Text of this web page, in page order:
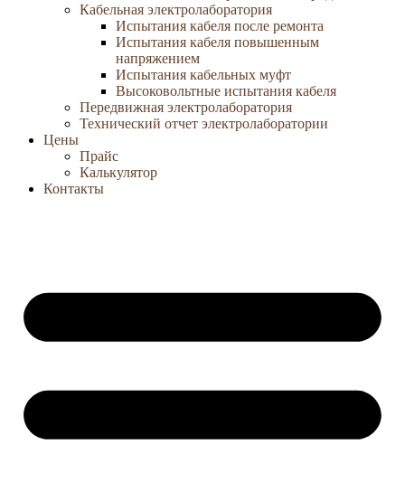
Кабельная электролаборатория
Испытания кабеля после ремонта
Испытания кабеля повышенным
напряжением
Испытания кабельных муфт
Высоковольтные испытания кабеля
Передвижная электролаборатория
Технический отчет электролаборатории
Цены
Прайс
Калькулятор
Контакты